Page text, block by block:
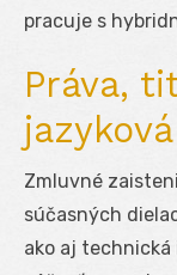
pracuje s
Práva,
Zmluvné
súčasných
ako aj